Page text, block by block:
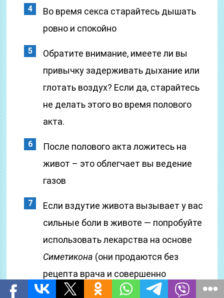
Во время секса старайтесь дышать
ровно и спокойно
Обратите внимание, имеете ли вы
привычку задерживать дыхание или
глотать воздух? Если да, старайтесь
не делать этого во время полового
акта.
После полового акта ложитесь на
живот – это облегчает вы ведение
газов
Если вздутие живота вызывает у вас
сильные боли в животе — попробуйте
использовать лекарства на основе
Симетикона (они продаются без
рецепта врача и совершенно
безопасны).